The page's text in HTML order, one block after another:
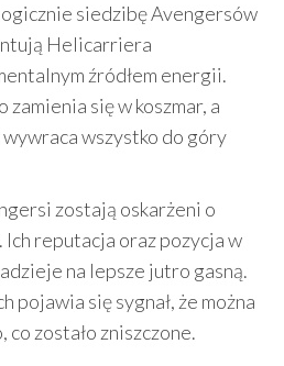
siedzibę Avengersów
Helicarriera
źródłem energii.
się w koszmar, a
wszystko do góry
zostają oskarżeni o
reputacja oraz pozycja w
na lepsze jutro gasną.
pojawia się sygnał, że można
zostało zniszczone.